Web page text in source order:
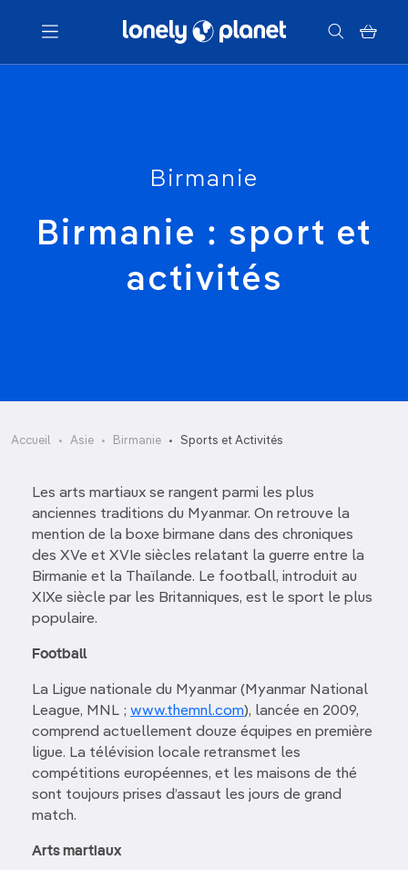
Menu
Birmanie
Birmanie : sport et
activités
Accueil Asie Birmanie Sports et Activités
Les arts martiaux se rangent parmi les plus
anciennes traditions du Myanmar. On retrouve la
mention de la boxe birmane dans des chroniques
des XVe et XVIe siècles relatant la guerre entre la
Birmanie et la Thaïlande. Le football, introduit au
XIXe siècle par les Britanniques, est le sport le plus
populaire.
Football
La Ligue nationale du Myanmar (Myanmar National
League, MNL ; www.themnl.com), lancée en 2009,
comprend actuellement douze équipes en première
ligue. La télévision locale retransmet les
compétitions européennes, et les maisons de thé
sont toujours prises d’assaut les jours de grand
match.
Arts martiaux